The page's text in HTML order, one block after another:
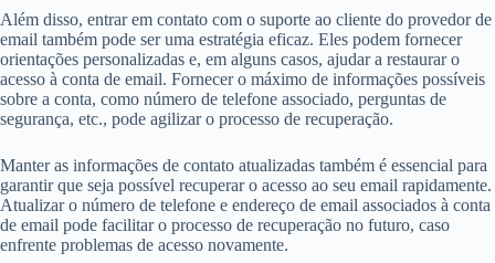
Além disso, entrar em contato com o suporte ao cliente do provedor de
email também pode ser uma estratégia eficaz. Eles podem fornecer
orientações personalizadas e, em alguns casos, ajudar a restaurar o
acesso à conta de email. Fornecer o máximo de informações possíveis
sobre a conta, como número de telefone associado, perguntas de
segurança, etc., pode agilizar o processo de recuperação.
Manter as informações de contato atualizadas também é essencial para
garantir que seja possível recuperar o acesso ao seu email rapidamente.
Atualizar o número de telefone e endereço de email associados à conta
de email pode facilitar o processo de recuperação no futuro, caso
enfrente problemas de acesso novamente.